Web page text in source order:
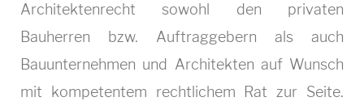
Architektenrecht sowohl den privaten
Bauherren bzw. Auftraggebern als auch
Bauunternehmen und Architekten auf Wunsch
mit kompetentem rechtlichem Rat zur Seite.